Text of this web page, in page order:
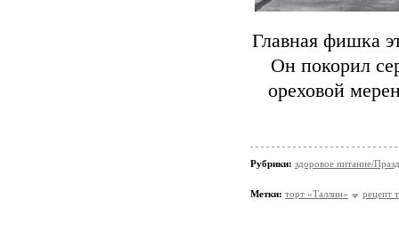
Главная фишка
Он покорил
ореховой
Рубрики: здоровое питание/
Метки: торт «Таллин» рецепт